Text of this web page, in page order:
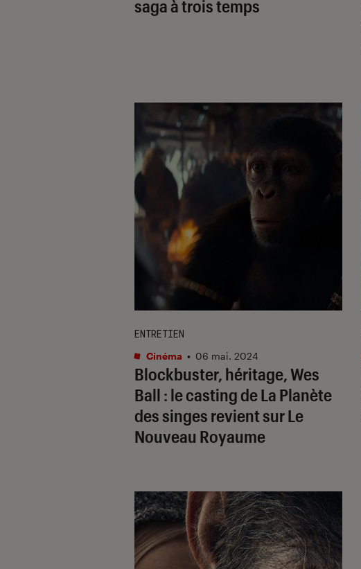
saga à trois temps
Blockbuster, héritage, Wes
Ball : le casting deLa Planète
des singes revient surLe
Nouveau Royaume
ENTRETIEN
Cinéma • 06 mai. 2024